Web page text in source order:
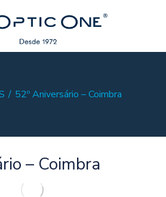
52º Aniversário – Coimbra
– Coimbra